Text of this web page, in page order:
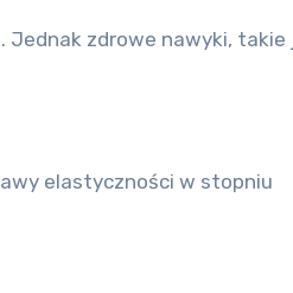
Jednak zdrowe nawyki, takie
elastyczności w stopniu